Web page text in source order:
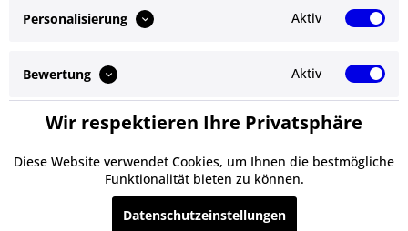
Service Hotline
Shop Service
Informationen
* Alle Preise inkl. gesetzl. Mehrwertsteuer zzgl.Versandkosten
Nachnahmegebühren, wenn nicht anders beschrieben
Personalisierung Aktiv
Bewertung Aktiv
Service Aktiv
Wir respektieren Ihre Privatsphäre
Diese Website verwendet Cookies, um Ihnen die bestmögliche
Funktionalität bieten zu können.
Datenschutzeinstellungen